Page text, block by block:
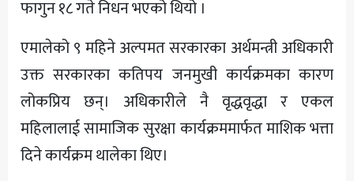
फागुन १८ गते निधन भएको थियो ।
एमालेको ९ महिने अल्पमत सरकारका अर्थमन्त्री अधिकारी
उक्त सरकारका कतिपय जनमुखी कार्यक्रमका कारण
लोकप्रिय छन्। अधिकारीले नै वृद्धवृद्धा र एकल
महिलालाई सामाजिक सुरक्षा कार्यक्रममार्फत माशिक भत्ता
दिने कार्यक्रम थालेका थिए।